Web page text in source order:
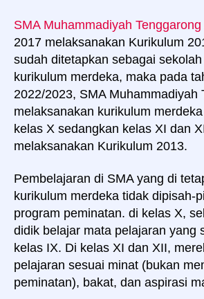
SMA Muhammadiyah Tenggarong
2017 melaksanakan Kurikulum
sudah ditetapkan sebagai
kurikulum merdeka, maka pada
2022/2023, SMA Muhammadiyah
melaksanakan kurikulum
kelas X sedangkan kelas XI dan
melaksanakan Kurikulum 2013.
Pembelajaran di SMA yang di
kurikulum merdeka tidak dipisah-
program peminatan. di kelas X,
didik belajar mata pelajaran yang
kelas IX. Di kelas XI dan XII,
pelajaran sesuai minat (bukan
peminatan), bakat, dan aspirasi